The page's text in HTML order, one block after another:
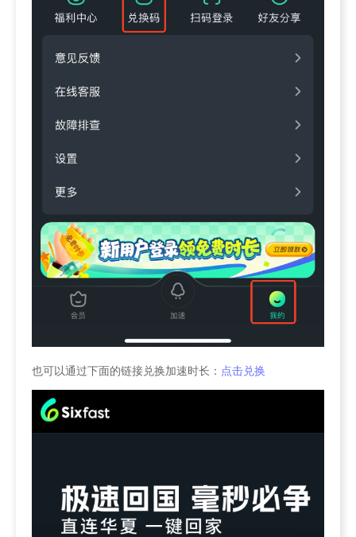
也可以通过下面的链接兑换加速时长： 点击兑换